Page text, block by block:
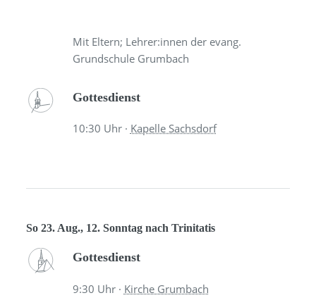
Mit Eltern; Lehrer:innen der evang.
Grundschule Grumbach
Gottesdienst
10:30 Uhr · Kapelle Sachsdorf
So 23. Aug., 12. Sonntag nach Trinitatis
Gottesdienst
9:30 Uhr · Kirche Grumbach